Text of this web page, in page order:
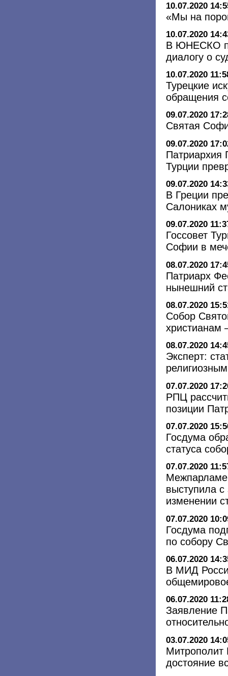
10.07.2020
«Мы на
10.07.2020
В ЮНЕСКО
диалогу о
10.07.2020
Турецкие
обращения
09.07.2020
Святая
09.07.2020
Патриархия
Турции
09.07.2020
В Греции
Салониках
09.07.2020
Госсовет
Софии в
08.07.2020
Патриарх
нынешний
08.07.2020
Собор
христианам
08.07.2020
Эксперт:
07.07.2020
РПЦ
позиции
07.07.2020
Госдума
статуса
07.07.2020
выступила
изменении
07.07.2020
Госдума
по собору
06.07.2020
В МИД
06.07.2020
Заявление
03.07.2020
достояние